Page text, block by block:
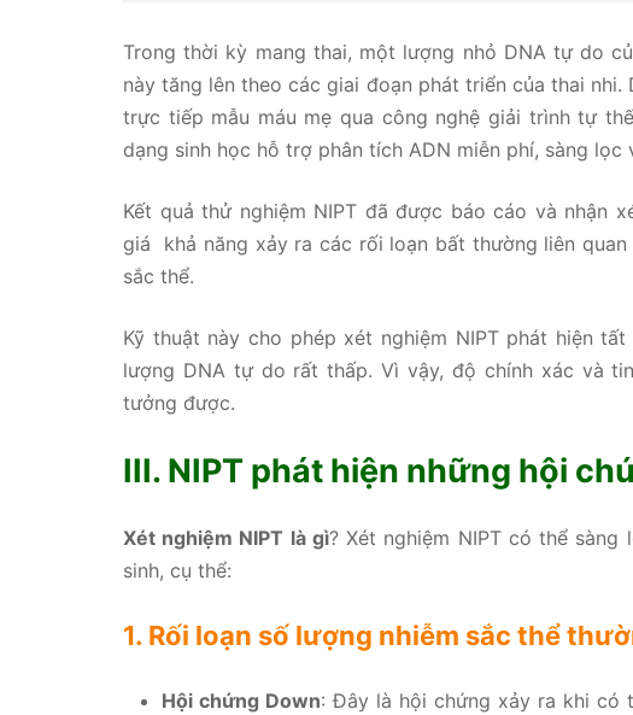
Trong thời kỳ mang thai, một lượng nhỏ DNA tự do
này tăng lên theo các giai đoạn phát triển của thai
trực tiếp mẫu máu mẹ qua công nghệ giải trình tự
dạng sinh học hỗ trợ phân tích ADN miễn phí, sàng
Kết quả thử nghiệm NIPT đã được báo cáo và nhận
giá khả năng xảy ra các rối loạn bất thường liên
sắc thể.
Kỹ thuật này cho phép xét nghiệm NIPT phát hiện
lượng DNA tự do rất thấp. Vì vậy, độ chính xác và
tưởng được.
III. NIPT phát hiện những hội
Xét nghiệm NIPT là gì? Xét nghiệm NIPT có thể
sinh, cụ thể:
1. Rối loạn số lượng nhiễm sắc thể
Hội chứng Down: Đây là hội chứng xảy ra khi có